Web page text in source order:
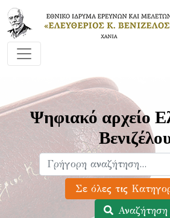
Ψηφιακό αρχείο
Αναζήτηση